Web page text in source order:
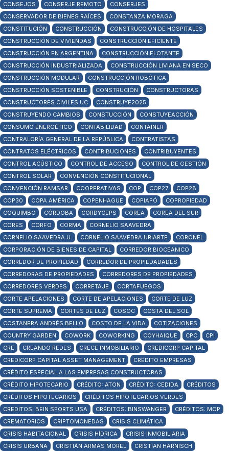
CONSEJOS
CONSERJE REMOTO
CONSERJES
CONSERVADOR DE BIENES RAÍCES
CONSTANZA MORAGA
CONSTITUCIÓN
CONSTRUCCIÓN
CONSTRUCCIÓN DE HOSPITALES
CONSTRUCCIÓN DE VIVIENDAS
CONSTRUCCIÓN EFICIENTE
CONSTRUCCIÓN EN ARGENTINA
CONSTRUCCIÓN FLOTANTE
CONSTRUCCIÓN INDUSTRIALIZADA
CONSTRUCCIÓN LIVIANA EN SECO
CONSTRUCCIÓN MODULAR
CONSTRUCCIÓN ROBÓTICA
CONSTRUCCIÓN SOSTENIBLE
CONSTRUCIÓN
CONSTRUCTORAS
CONSTRUCTORES CIVILES UC
CONSTRUYE2025
CONSTRUYENDO CAMBIOS
CONSTUCCIÓN
CONSTUYEACCIÓN
CONSUMO ENERGÉTICO
CONTABILIDAD
CONTAINER
CONTRALORÍA GENERAL DE LA REPÚBLICA
CONTRATISTAS
CONTRATOS ELÉCTRICOS
CONTRIBUCIONES
CONTRIBUYENTES
CONTROL ACÚSTICO
CONTROL DE ACCESO
CONTROL DE GESTIÓN
CONTROL SOLAR
CONVENCIÓN CONSTITUCIONAL
CONVENCIÓN RAMSAR
COOPERATIVAS COP COP27
COP28
COP30
COPA AMÉRICA COPENHAGUE COPIAPÓ
COPROPIEDAD
COQUIMBO
CÓRDOBA CORDYCEPS COREA
COREA DEL SUR
CORES
CORFO CORMA
CORNELIO SAAVEDRA
CORNELIO SAAVEDRA U.
CORNELIO SAAVEDRA URIARTE
CORONEL
CORPORACIÓN DE BIENES DE CAPITAL
CORREDOR BIOCEANICO
CORREDOR DE PROPIEDAD
CORREDOR DE PROPIEDADADES
CORREDORAS DE PROPIEDADES
CORREDORES DE PROPIEDADES
CORREDORES VERDES
CORRETAJE
CORTAFUEGOS
CORTE APELACIONES
CORTE DE APELACIONES
CORTE DE LUZ
CORTE SUPREMA
CORTES DE LUZ COSOC
COSTA DEL SOL
COSTANERA ANDRÉS BELLO
COSTO DE LA VIDA
COTIZACIONES
COUNTRY GARDEN
COWORK COWORKING COYHAIQUE CPC
CPI
CRE
CREANDO REDES CRECE INMOBILIARIO
CREDICORP CAPITAL
CREDICORP CAPITAL ASSET MANAGEMENT
CRÉDITO EMPRESAS
CRÉDITO ESPECIAL A LAS EMPRESAS CONSTRUCTORAS
CRÉDITO HIPOTECARIO
CRÉDITO: ATON CRÉDITO: CEDIDA
CRÉDITOS
CRÉDITOS HIPOTECARIOS
CRÉDITOS HIPOTECARIOS VERDES
CREDITOS: BEIN SPORTS USA
CRÉDITOS: BINSWANGER
CRÉDITOS: MOP
CREMATORIOS
CRIPTOMONEDAS
CRISIS CLIMÁTICA
CRISIS HABITACIONAL
CRISIS HÍDRICA
CRISIS INMOBILIARIA
CRISIS URBANA
CRISTIÁN ARMAS MOREL CRISTIAN HARNISCH